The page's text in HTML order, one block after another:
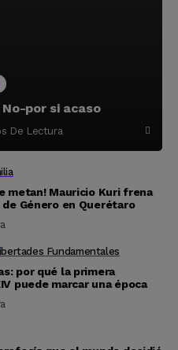
por si acaso
De Lectura
metan! Mauricio Kuri frena
Género en Querétaro
Fundamentales
por qué la primera
puede marcar una época